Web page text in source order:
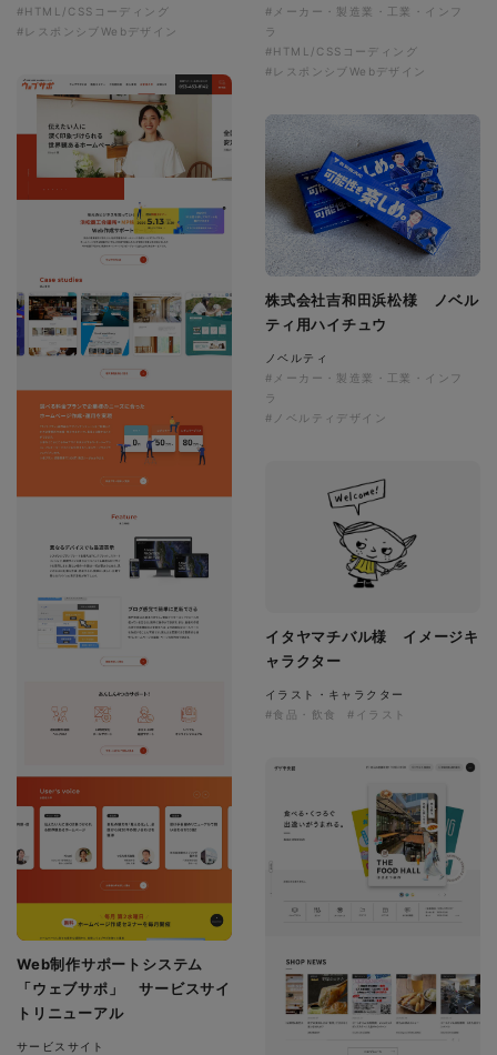
#HTML/CSSコーディング
#レスポンシブWebデザイン
#メーカー・製造業・工業・インフ
ラ
#HTML/CSSコーディング
#レスポンシブWebデザイン
Web制作サポートシステム
「ウェブサポ」 サービスサイ
トリニューアル
サービスサイト
株式会社吉和田浜松様 ノベル
ティ用ハイチュウ
ノベルティ
#メーカー・製造業・工業・インフ
ラ
#ノベルティデザイン
イタヤマチバル様 イメージキ
ャラクター
イラスト・キャラクター
#食品・飲食
#イラスト